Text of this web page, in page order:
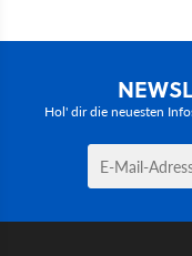
Hol' dir die neuesten